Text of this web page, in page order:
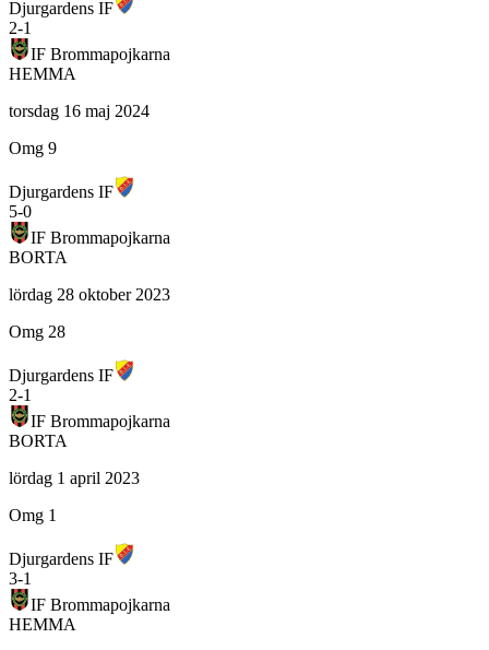
Djurgardens IF
2-1
IF Brommapojkarna
HEMMA
torsdag 16 maj 2024
Omg 9
Djurgardens IF
5-0
IF Brommapojkarna
BORTA
lördag 28 oktober 2023
Omg 28
Djurgardens IF
2-1
IF Brommapojkarna
BORTA
lördag 1 april 2023
Omg 1
Djurgardens IF
3-1
IF Brommapojkarna
HEMMA